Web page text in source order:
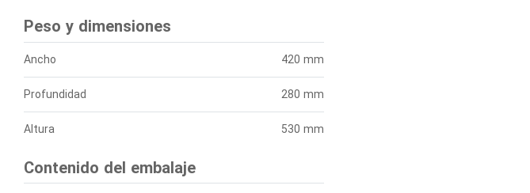
Peso y dimensiones
Ancho 420 mm
Profundidad 280 mm
Altura 530 mm
Contenido del embalaje